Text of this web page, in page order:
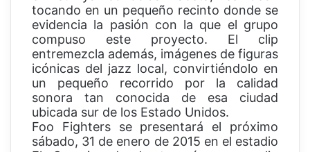
tocando en un pequeño recinto donde se
evidencia la pasión con la que el grupo
compuso este proyecto. El clip
entremezcla además, imágenes de figuras
icónicas del jazz local, convirtiéndolo en
un pequeño recorrido por la calidad
sonora tan conocida de esa ciudad
ubicada sur de los Estado Unidos.
Foo Fighters se presentará el próximo
sábado, 31 de enero de 2015 en el estadio